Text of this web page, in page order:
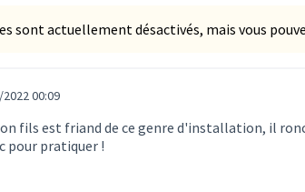
sont actuellement désactivés, mais vous
00:09
fils est friand de ce genre d'installation, il
pour pratiquer !